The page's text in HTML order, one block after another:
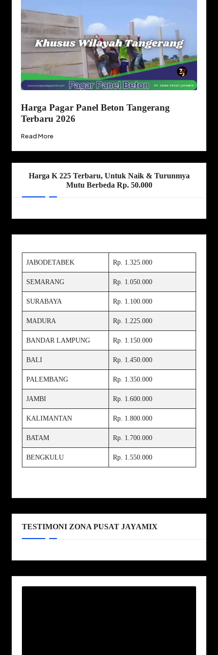
Harga Pagar Panel Beton Tangerang
Terbaru 2026
Read More
Harga K 225 Terbaru, Untuk Naik & Turunmya
Mutu Berbeda Rp. 50.000
JABODETABEK Rp. 1.325.000
SEMARANG Rp. 1.050.000
SURABAYA Rp. 1.100.000
MADURA Rp. 1.225.000
BANDAR LAMPUNG Rp. 1.150.000
BALI Rp. 1.450.000
PALEMBANG Rp. 1.350.000
JAMBI Rp. 1.600.000
KALIMANTAN Rp. 1.800.000
BATAM Rp. 1.700.000
BENGKULU Rp. 1.550.000
TESTIMONI ZONA PUSAT JAYAMIX